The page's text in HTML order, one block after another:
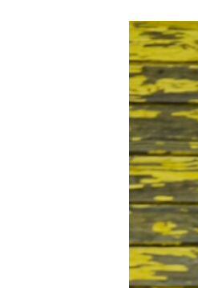
ЫҢГАЙСЫЗ СУРООЛОР